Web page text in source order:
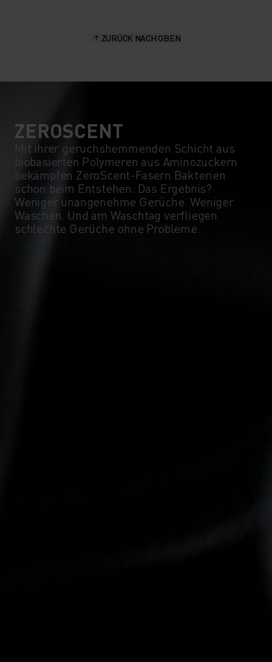
ZURÜCK NACH OBEN
ZEROSCENT
Mit ihrer geruchshemmenden Schicht aus
biobasierten Polymeren aus Aminozuckern
bekämpfen ZeroScent-Fasern Bakterien
schon beim Entstehen. Das Ergebnis?
Weniger unangenehme Gerüche. Weniger
Waschen. Und am Waschtag verfliegen
schlechte Gerüche ohne Probleme.